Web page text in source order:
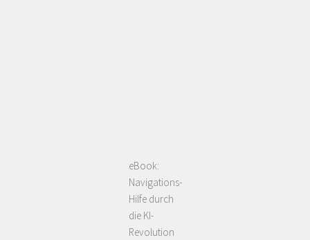
eBook:
Navigations-
Hilfe durch
die KI-
Revolution